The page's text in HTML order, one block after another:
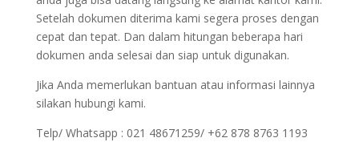
Setelah dokumen diterima kami segera proses dengan
cepat dan tepat. Dan dalam hitungan beberapa hari
dokumen anda selesai dan siap untuk digunakan.
Jika Anda memerlukan bantuan atau informasi lainnya
silakan hubungi kami.
Telp/ Whatsapp : 021 48671259/ +62 878 8763 1193